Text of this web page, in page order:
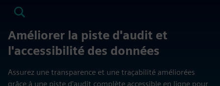
Améliorer la piste d'audit et
l'accessibilité des données
Assurez une transparence et une traçabilité améliorées
grâce à une piste d'audit complète accessible en ligne pour